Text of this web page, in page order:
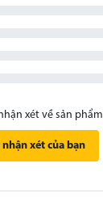
xét về sản phẩm
xét của bạn